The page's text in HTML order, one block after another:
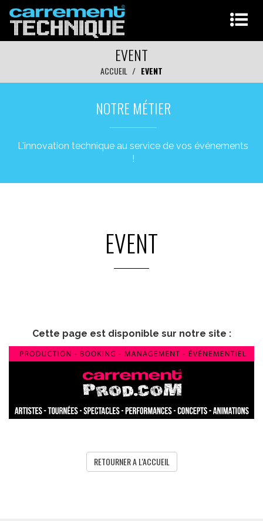
EVENT
ACCUEIL EVENT
NOTRE MÉTIER
L'innovation technique au service de vos événements
!
EVENT
Cette page est disponible sur notre site :
RETOURNER A L'ACCUEIL